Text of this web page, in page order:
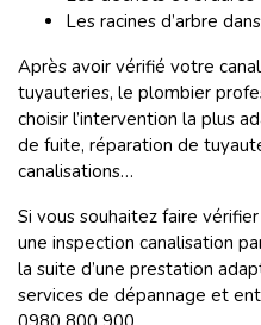
Les racines d’arbre
Après avoir vérifié votre
tuyauteries, le plombier
choisir l’intervention la plus
de fuite, réparation de
canalisations…
Si vous souhaitez faire
une inspection canalisation
la suite d’une prestation
services de dépannage et